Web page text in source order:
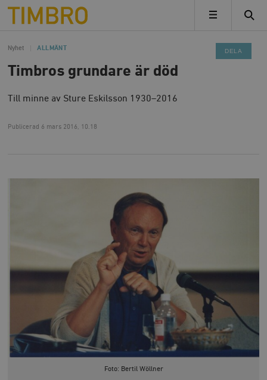
Timbro
MENY
Nyhet ALLMÄNT
Timbros grundare är död
Till minne av Sture Eskilsson 1930–2016
Publicerad 6 mars 2016, 10.18
Foto: Bertil Wöllner
DELA